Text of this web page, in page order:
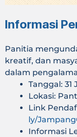
Informasi
Panitia
kreatif, dan
dalam
Tanggal: 31
Lokasi:
Link
ly/
Informasi